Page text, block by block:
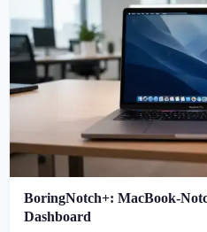
BoringNotch+: MacBook-
Dashboard